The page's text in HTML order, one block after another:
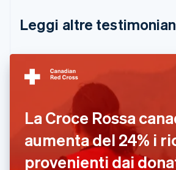
Leggi altre
La Croce Rossa
aumenta del 24% i
provenienti dai
English Français
Cina continentale
Cipro
English
Croazia
Italiano
English
Emirati Arabi Uniti
English
Estonia
English